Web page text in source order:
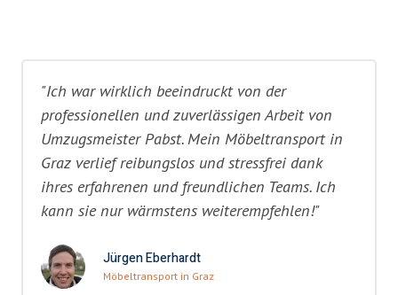
"Ich war wirklich beeindruckt von der
professionellen und zuverlässigen Arbeit von
Umzugsmeister Pabst. Mein Möbeltransport in
Graz verlief reibungslos und stressfrei dank
ihres erfahrenen und freundlichen Teams. Ich
kann sie nur wärmstens weiterempfehlen!"
Jürgen Eberhardt
Möbeltransport in Graz